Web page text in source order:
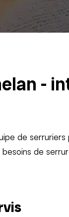
-
de
de